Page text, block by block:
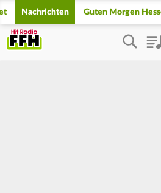
Nachrichten Guten Morgen